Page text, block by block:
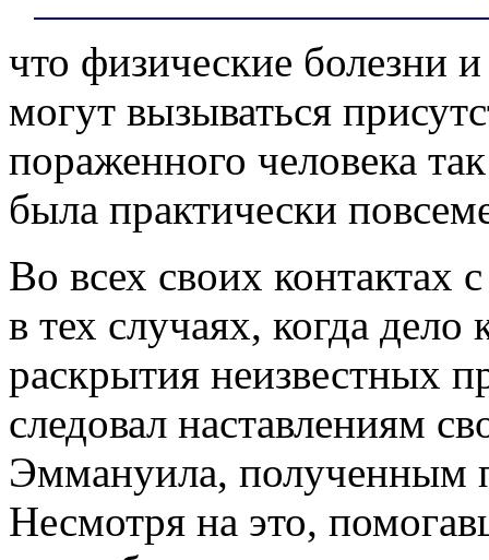
что физические болезни
могут вызываться
пораженного человека
была практически
Во всех своих
в тех случаях, когда дело
раскрытия неизвестных
следовал наставлениям
Эммануила, полученным
Несмотря на это,